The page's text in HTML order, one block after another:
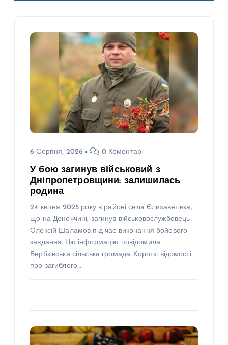
6 Серпня, 2026 0 Коментарі
У бою загинув військовий з
Дніпропетровщини: залишилась
родина
24 квітня 2025 року в районі села Єлизаветівка,
що на Донеччині, загинув військовослужбовець
Олексій Шаламов під час виконання бойового
завдання. Цю інформацію повідомила
Вербківська сільська громада. Короткі відомості
про загиблого…